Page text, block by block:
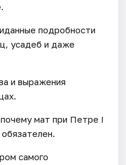
подробности
усадеб и даже
и выражения
почему мат при Петре I
самого